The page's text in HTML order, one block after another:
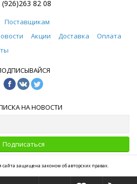
(926)263 82 08
Поставщикам
Акции Доставка
Оплата
НА НОВОСТИ
Подписаться
защищена законом об авторских правах.